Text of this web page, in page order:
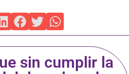
sin cumplir la